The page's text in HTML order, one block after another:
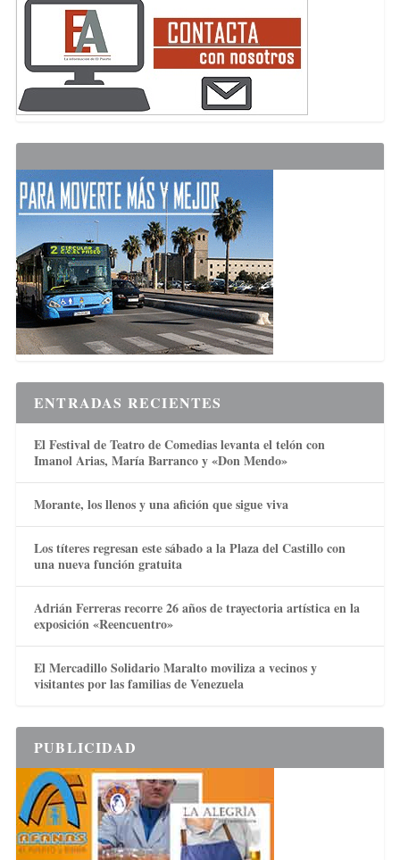
ENTRADAS RECIENTES
El Festival de Teatro de Comedias levanta el telón con
Imanol Arias, María Barranco y «Don Mendo»
Morante, los llenos y una afición que sigue viva
Los títeres regresan este sábado a la Plaza del Castillo con
una nueva función gratuita
Adrián Ferreras recorre 26 años de trayectoria artística en la
exposición «Reencuentro»
El Mercadillo Solidario Maralto moviliza a vecinos y
visitantes por las familias de Venezuela
PUBLICIDAD